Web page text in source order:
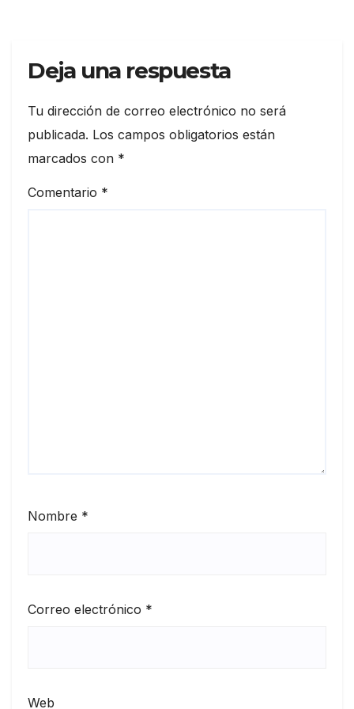
Deja una respuesta
Tu dirección de correo electrónico no será
publicada. Los campos obligatorios están
marcados con *
Comentario *
Nombre *
Correo electrónico *
Web